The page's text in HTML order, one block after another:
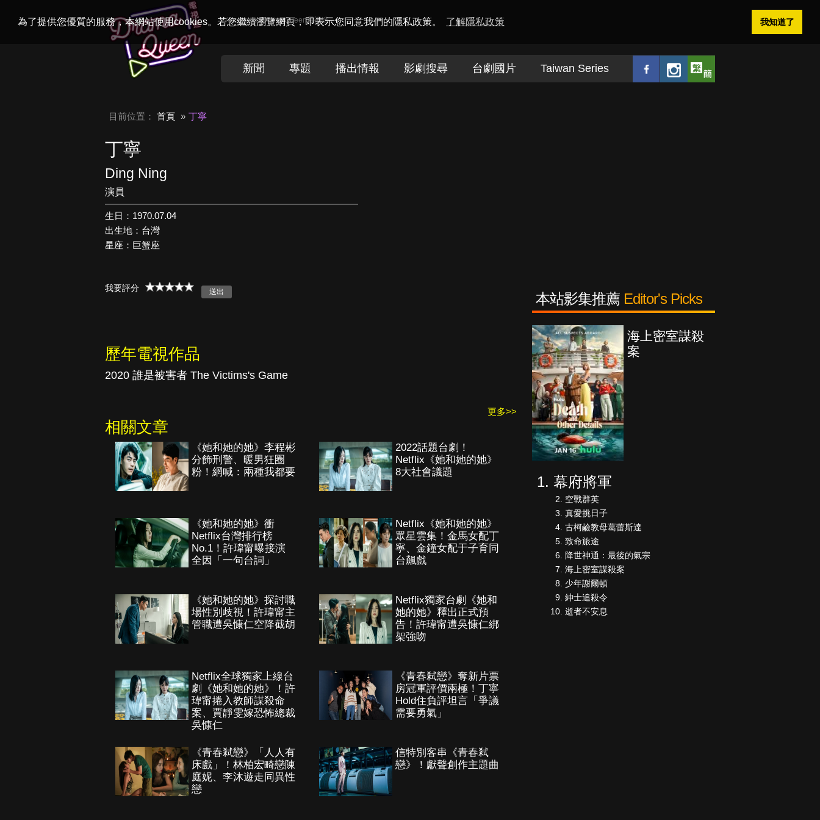
為了提供您優質的服務，本網站使用cookies。若您繼續瀏覽網頁，即表示您同意我們的隱私政策。 了解隱私政策 我知道了
Welcome toDramaQueen電視迷
新聞 專題 播出情報 影劇搜尋 台劇國片 Taiwan Series
目前位置： 首頁 丁寧
丁寧
Ding Ning
演員
生日：1970.07.04
出生地：台灣
星座：巨蟹座
我要評分
歷年電視作品
2020 誰是被害者 The Victims's Game
更多>>
相關文章
《她和她的她》李程彬
分飾刑警、暖男狂圈
粉！網喊：兩種我都要
2022話題台劇！
Netflix《她和她的她》
8大社會議題
《她和她的她》衝
Netflix台灣排行榜
No.1！許瑋甯曝接演
全因「一句台詞」
Netflix《她和她的她》
眾星雲集！金馬女配丁
寧、金鐘女配于子育同
台飆戲
《她和她的她》探討職
場性別歧視！許瑋甯主
管職遭吳慷仁空降截胡
Netflix獨家台劇《她和
她的她》釋出正式預
告！許瑋甯遭吳慷仁綁
架強吻
Netflix全球獨家上線台
劇《她和她的她》！許
瑋甯捲入教師謀殺命
案、賈靜雯嫁恐怖總裁
吳慷仁
《青春弒戀》奪新片票
房冠軍評價兩極！丁寧
Hold住負評坦言「爭議
需要勇氣」
《青春弒戀》「人人有
床戲」！林柏宏畸戀陳
庭妮、李沐遊走同異性
戀
信特別客串《青春弒
戀》！獻聲創作主題曲
本站影集推薦 Editor's Picks
蕾斯達
海上密室謀殺
案
幕府將軍
空戰群英
真愛挑日子
古柯鹼教母葛蕾斯達
致命旅途
降世神通：最後的氣宗
海上密室謀殺案
少年謝爾頓
紳士追殺令
逝者不安息